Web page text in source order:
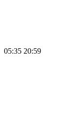
05:35 20:59